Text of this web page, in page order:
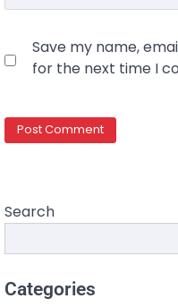
Save my name,
for the next time I
Search
Categories